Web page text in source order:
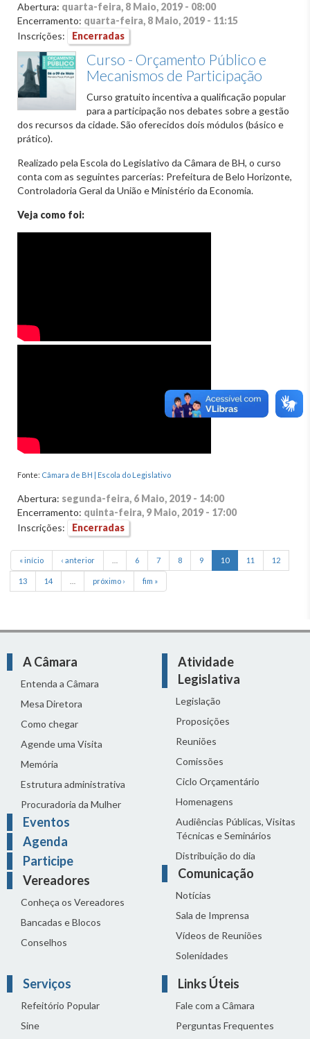
Abertura: quarta-feira, 8 Maio, 2019 - 08:00
Encerramento: quarta-feira, 8 Maio, 2019 - 11:15
Inscrições:
Encerradas
Curso - Orçamento Público e
Mecanismos de Participação
Curso gratuito incentiva a qualificação popular
para a participação nos debates sobre a gestão
dos recursos da cidade. São oferecidos dois módulos (básico e
prático).
Realizado pela Escola do Legislativo da Câmara de BH, o curso
conta com as seguintes parcerias: Prefeitura de Belo Horizonte,
Controladoria Geral da União e Ministério da Economia.
Veja como foi:
Fonte: Câmara de BH | Escola do Legislativo
Abertura: segunda-feira, 6 Maio, 2019 - 14:00
Encerramento: quinta-feira, 9 Maio, 2019 - 17:00
Inscrições:
Encerradas
« início ‹ anterior 6 7 8 9 10 11 12
13 14 próximo › fim »
A Câmara
Entenda a Câmara
Mesa Diretora
Como chegar
Agende uma Visita
Memória
Estrutura administrativa
Procuradoria da Mulher
Eventos
Agenda
Participe
Vereadores
Conheça os Vereadores
Bancadas e Blocos
Conselhos
Atividade
Legislativa
Legislação
Proposições
Reuniões
Comissões
Ciclo Orçamentário
Homenagens
Audiências Públicas, Visitas
Técnicas e Seminários
Distribuição do dia
Comunicação
Notícias
Sala de Imprensa
Vídeos de Reuniões
Solenidades
Serviços
Refeitório Popular
Sine
Links Úteis
Fale com a Câmara
Perguntas Frequentes